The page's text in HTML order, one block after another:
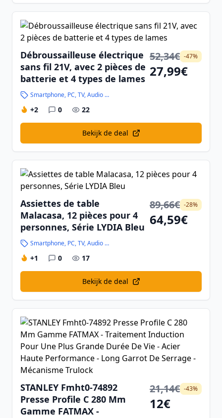
Débroussailleuse électrique
sans fil 21V, avec 2 pièces de
batterie et 4 types de lames
Smartphone, PC, TV, Audio en Hightech
52,34€ -47%
27,99€
+2 0 22
Bekijk de deal
Assiettes de table
Malacasa, 12 pièces pour 4
personnes, Série LYDIA Bleu
Smartphone, PC, TV, Audio en Hightech
89,66€ -28%
64,59€
+1 0 17
Bekijk de deal
STANLEY Fmht0-74892
Presse Profile C 280 Mm
Gamme FATMAX -
21,14€ -43%
12€